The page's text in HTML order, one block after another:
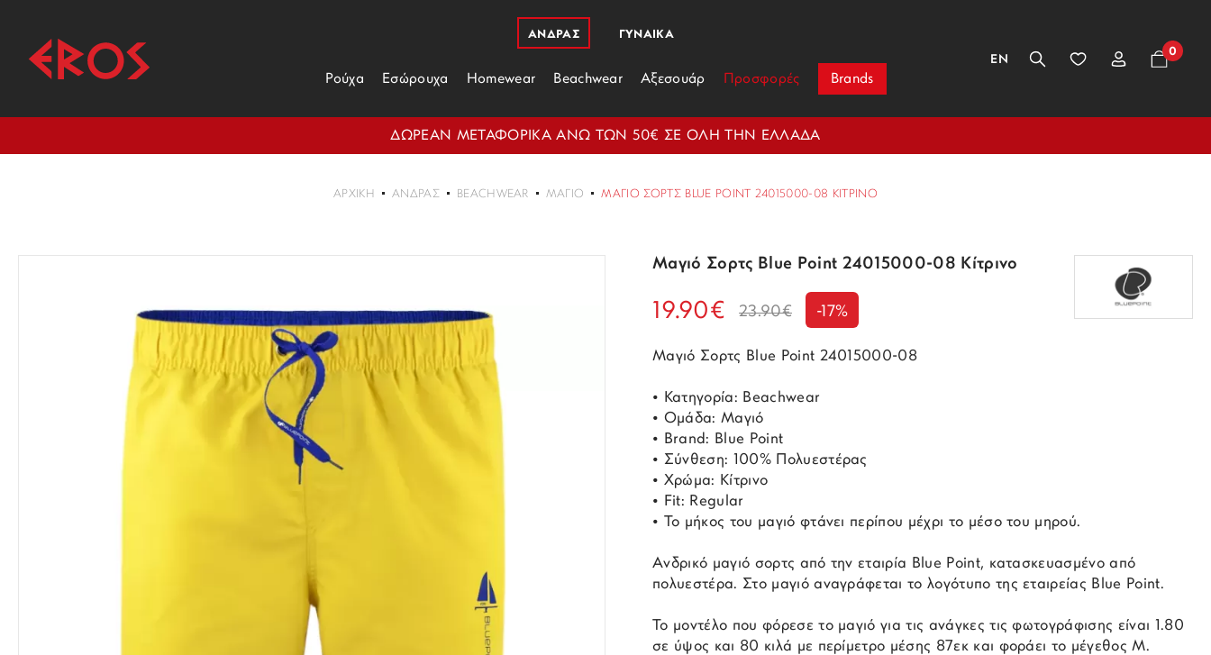
ΑΝΔΡΑΣ
Ρούχα Εσώρουχα Homewear Beachwear Αξεσουάρ Προσφορές Brands
ΓΥΝΑΙΚΑ
EN
0
ΔΩΡΕΑΝ ΜΕΤΑΦΟΡΙΚΑ ΑΝΩ ΤΩΝ 50€ ΣΕ ΟΛΗ ΤΗΝ ΕΛΛΑΔΑ
ΑΡΧΙΚΉ ΑΝΔΡΑΣ BEACHWEAR ΜΑΓΙΌ ΜΑΓΙΌ ΣΟΡΤΣ BLUE POINT 24015000-08 ΚΊΤΡΙΝΟ
Μαγιό Σορτς Blue Point 24015000-08 Κίτρινο
19.90€ 23.90€ -17%
Μαγιό Σορτς Blue Point 24015000-08
• Κατηγορία: Beachwear
• Ομάδα: Μαγιό
• Brand: Blue Point
• Σύνθεση: 100% Πολυεστέρας
• Χρώμα: Κίτρινο
• Fit: Regular
• Το μήκος του μαγιό φτάνει περίπου μέχρι το μέσο του μηρού.
Ανδρικό μαγιό σορτς από την εταιρία Blue Point, κατασκευασμένο από
πολυεστέρα. Στο μαγιό αναγράφεται το λογότυπο της εταιρείας Blue Point.
Το μοντέλο που φόρεσε το μαγιό για τις ανάγκες τις φωτογράφισης είναι 1.80
σε ύψος και 80 κιλά με περίμετρο μέσης 87εκ και φοράει το μέγεθος Μ.